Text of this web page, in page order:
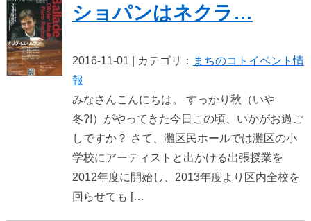
ショパンはネクラ…
2016-11-01 | カテゴリ： まちのコト イベント情
報
みなさんこんにちは。 すっかり秋（いや
冬?!）がやってきた今日この頃、いかがお過ご
しですか？ さて、灘区民ホールでは灘区の小
学校にアーティストと出かける出張授業を
2012年度に開始し、2013年度より区内全校を
回らせても […